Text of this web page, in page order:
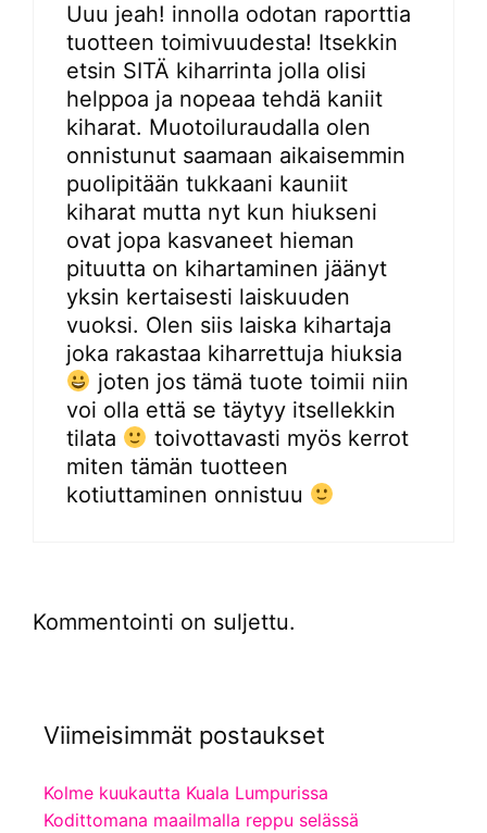
Uuu jeah! innolla odotan raporttia
tuotteen toimivuudesta! Itsekkin
etsin SITÄ kiharrinta jolla olisi
helppoa ja nopeaa tehdä kaniit
kiharat. Muotoiluraudalla olen
onnistunut saamaan aikaisemmin
puolipitään tukkaani kauniit
kiharat mutta nyt kun hiukseni
ovat jopa kasvaneet hieman
pituutta on kihartaminen jäänyt
yksin kertaisesti laiskuuden
vuoksi. Olen siis laiska kihartaja
joka rakastaa kiharrettuja hiuksia
joten jos tämä tuote toimii niin
voi olla että se täytyy itsellekkin
tilata
toivottavasti myös kerrot
miten tämän tuotteen
kotiuttaminen onnistuu
Kommentointi on suljettu.
Viimeisimmät postaukset
Kolme kuukautta Kuala Lumpurissa
Kodittomana maailmalla reppu selässä